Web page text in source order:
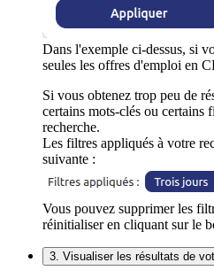
Dans l'exemple ci-dessus, si
seules les offres d'emploi en
Si vous obtenez trop peu de
certains mots-clés ou certains
recherche.
Les filtres appliqués à votre
suivante :
Vous pouvez supprimer les
réinitialiser en cliquant sur le
3. Visualiser les résultats de